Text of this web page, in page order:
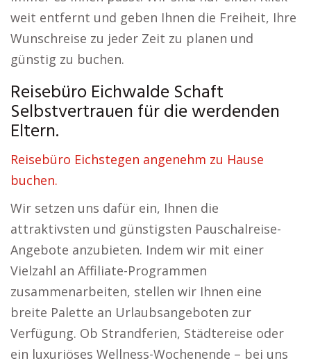
weit entfernt und geben Ihnen die Freiheit, Ihre
Wunschreise zu jeder Zeit zu planen und
günstig zu buchen.
Reisebüro Eichwalde Schaft
Selbstvertrauen für die werdenden
Eltern.
Reisebüro Eichstegen angenehm zu Hause
buchen.
Wir setzen uns dafür ein, Ihnen die
attraktivsten und günstigsten Pauschalreise-
Angebote anzubieten. Indem wir mit einer
Vielzahl an Affiliate-Programmen
zusammenarbeiten, stellen wir Ihnen eine
breite Palette an Urlaubsangeboten zur
Verfügung. Ob Strandferien, Städtereise oder
ein luxuriöses Wellness-Wochenende – bei uns